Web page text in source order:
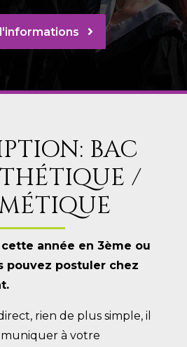
BAC
/
année en 3ème ou
pouvez postuler chez
rien de plus simple, il
à votre